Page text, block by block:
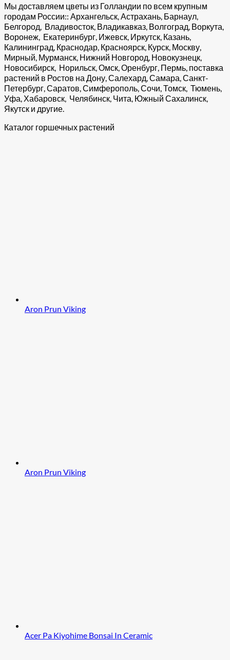
Мы доставляем цветы из Голландии по всем крупным
городам России:: Архангельск, Астрахань, Барнаул,
Белгород, Владивосток, Владикавказ, Волгоград, Воркута,
Воронеж, Екатеринбург, Ижевск, Иркутск, Казань,
Калининград, Краснодар, Красноярск, Курск, Москву,
Мирный, Мурманск, Нижний Новгород, Новокузнецк,
Новосибирск, Норильск, Омск, Оренбург, Пермь, поставка
растений в Ростов на Дону, Салехард, Самара, Санкт-
Петербург, Саратов, Симферополь, Сочи, Томск, Тюмень,
Уфа, Хабаровск, Челябинск, Чита, Южный Сахалинск,
Якутск и другие.
Каталог горшечных растений
Aron Prun Viking
Aron Prun Viking
Acer Pa Kiyohime Bonsai In Ceramic